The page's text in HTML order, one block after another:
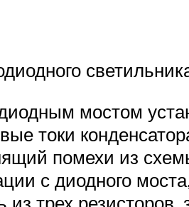
мостом
токи
помехи из
с диодного
из трех